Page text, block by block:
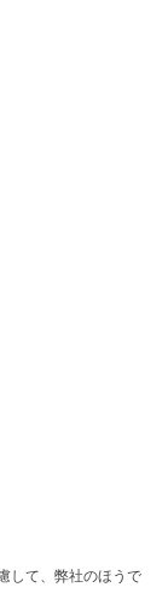
して、弊社のほうで